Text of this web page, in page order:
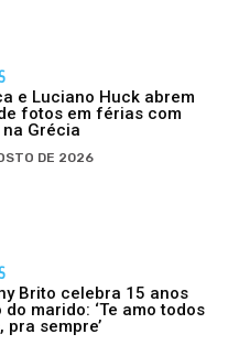
e Luciano Huck abrem
fotos em férias com
Grécia
DE 2026
Brito celebra 15 anos
do marido: ‘Te amo todos
pra sempre’